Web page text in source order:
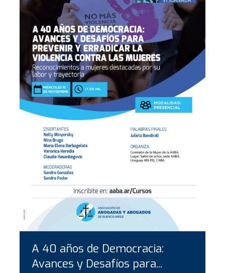
A 40 años de Democracia:
Avances y Desafíos para...